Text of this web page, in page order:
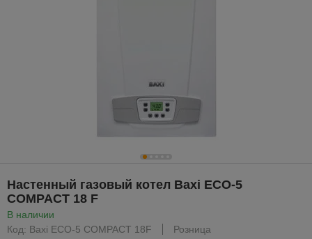
Настенный газовый котел Baxi ECO-5
COMPACT 18 F
В наличии
Код: Baxi ECO-5 COMPACT 18F
Розница